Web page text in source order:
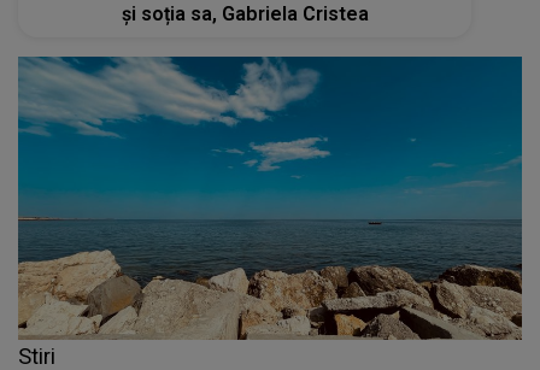
și soția sa, Gabriela Cristea
Stiri